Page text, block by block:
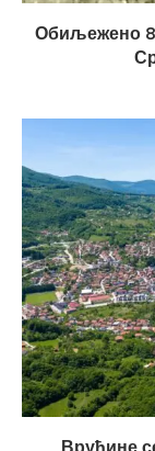
Обиљежено
Врућине